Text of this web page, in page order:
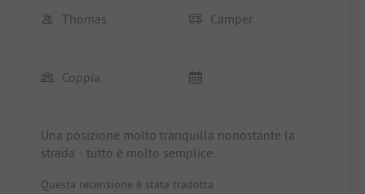
Thomas Camper
Coppia
Una posizione molto tranquilla nonostante la
strada - tutto è molto semplice.
Questa recensione è stata tradotta